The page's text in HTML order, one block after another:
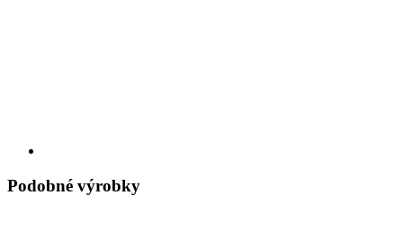
Podobné výrobky